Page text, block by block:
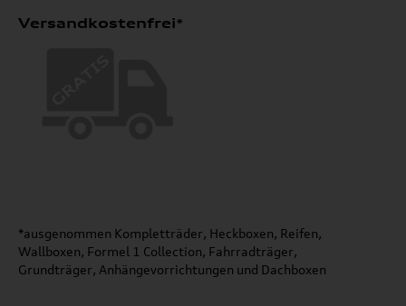
Versandkostenfrei*
*ausgenommen Kompletträder, Heckboxen, Reifen,
Wallboxen, Formel 1 Collection, Fahrradträger,
Grundträger, Anhängevorrichtungen und Dachboxen